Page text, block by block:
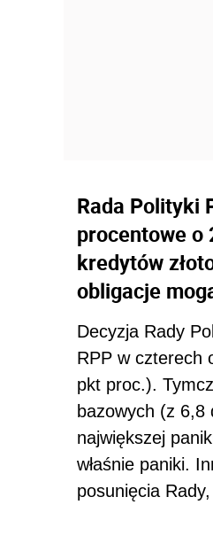
Rada Polityki
procentowe o
kredytów
obligacje
Decyzja Rady
RPP w czterech
pkt proc.).
bazowych (z
największej
właśnie paniki.
posunięcia